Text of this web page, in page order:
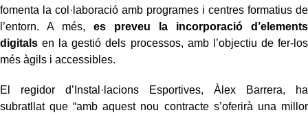
fomenta la col·laboració amb programes i centres formatius de
l’entorn. A més, es preveu la incorporació d’elements
digitals en la gestió dels processos, amb l’objectiu de fer-los
més àgils i accessibles.
El regidor d’Instal·lacions Esportives, Àlex Barrera, ha
subratllat que “amb aquest nou contracte s’oferirà una millor